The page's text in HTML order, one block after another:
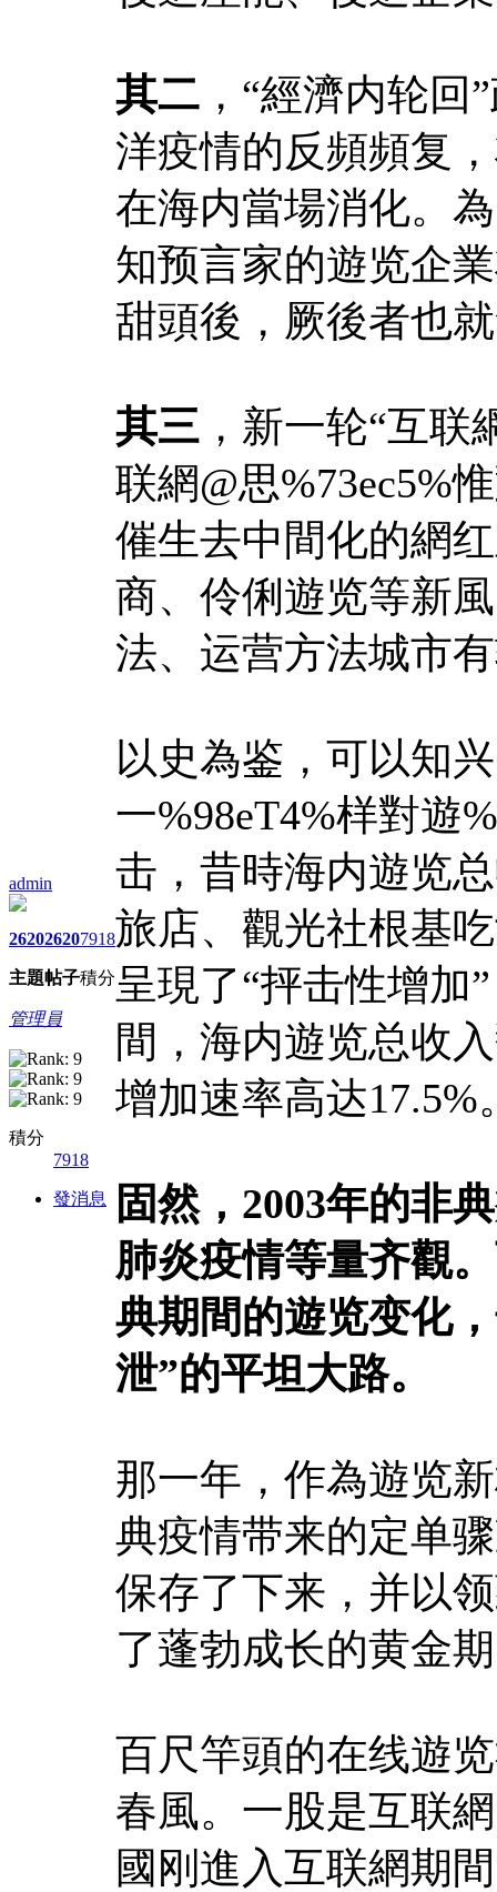
admin
2620
主題
2620
帖子
7918
積分
管理員
積分
7918
發消息
其二 ，“經濟内轮
洋疫情的反頻頻复
在海内當場消化。
知预言家的遊览企
甜頭後，厥後者也
其三 ，新一轮“互
联網@思%73ec5%
催生去中間化的網
商、伶俐遊览等新
法、运营方法城市
以史為鉴，可以知
一%98eT4%样對遊
击，昔時海内遊览
旅店、觀光社根基
呈現了“抨击性增加
間，海内遊览总收
增加速率高达17.5%
固然，2003年的非
肺炎疫情等量齐觀
典期間的遊览变化
泄”的平坦大路。
那一年，作為遊览
典疫情带来的定单
保存了下来，并以
了蓬勃成长的黄金
百尺竿頭的在线遊
春風。一股是互联
國刚進入互联網期